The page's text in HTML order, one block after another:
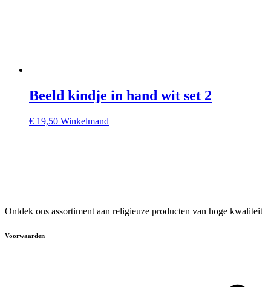
Beeld kindje in hand wit set 2
€ 19,50 Winkelmand
Ontdek ons assortiment aan religieuze producten van hoge kwaliteit
Voorwaarden